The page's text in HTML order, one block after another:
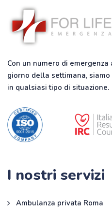
Con un numero di
giorno della settimana,
in qualsiasi tipo di situazione.
I nostri servizi
Ambulanza privata Roma